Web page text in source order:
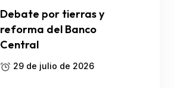
Debate por tierras y
reforma del Banco
Central
29 de julio de 2026